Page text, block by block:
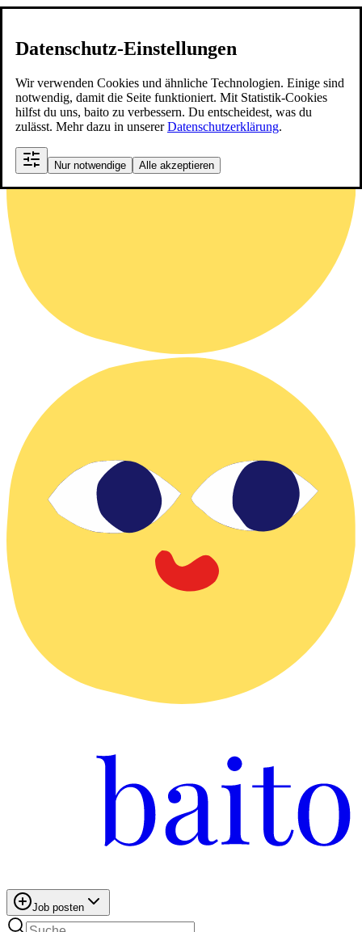
Datenschutz-Einstellungen
Wir verwenden Cookies und ähnliche Technologien. Einige sind
notwendig, damit die Seite funktioniert. Mit Statistik-Cookies
hilfst du uns, baito zu verbessern. Du entscheidest, was du
zulässt. Mehr dazu in unsererDatenschutzerklärung.
Nur notwendige Alle akzeptieren
Job posten